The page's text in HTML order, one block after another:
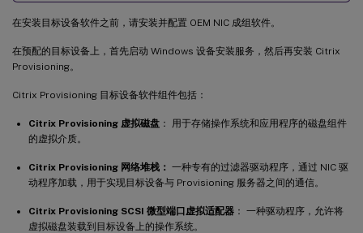
在安装目标设备软件之前，请安装并配置 OEM NIC 成组软件。
在预配的目标设备上，首先启动 Windows 设备安装服务，然后再安装 Citrix
Provisioning。
Citrix Provisioning 目标设备软件组件包括：
Citrix Provisioning 虚拟磁盘 ： 用于存储操作系统和应用程序的磁盘组件
的虚拟介质。
Citrix Provisioning 网络堆栈： 一种专有的过滤器驱动程序，通过 NIC 驱
动程序加载，用于实现目标设备与 Provisioning 服务器之间的通信。
Citrix Provisioning SCSI 微型端口虚拟适配器 ： 一种驱动程序，允许将
虚拟磁盘装载到目标设备上的操作系统。